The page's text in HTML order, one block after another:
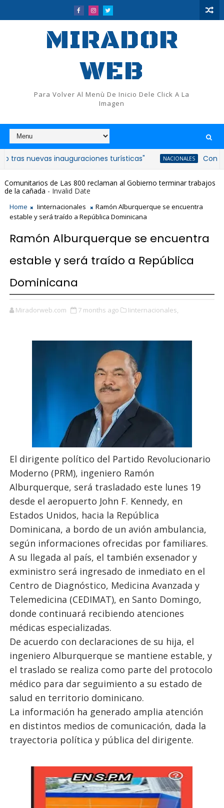
MIRADOR
WEB
Para Volver Al Menù De Inicio Dele Click A La
Imagen
inauguraciones turísticas" NACIONALES
Comunitarios de Las 800 reclaman al Gobierno terminar trabajos
de la cañada - Invalid Date
Home Iinternacionales
Ramón Alburquerque se encuentra
estable y será traído a República Dominicana
Ramón Alburquerque se encuentra
estable y será traído a República
Dominicana
Miradorweb.com 7 months ago Iinternacionales,
El dirigente político del Partido Revolucionario
Moderno (PRM), ingeniero Ramón
Alburquerque, será trasladado este lunes 19
desde el aeropuerto John F. Kennedy, en
Estados Unidos, hacia la República
Dominicana, a bordo de un avión ambulancia,
según informaciones ofrecidas por familiares.
A su llegada al país, el también exsenador y
exministro será ingresado de inmediato en el
Centro de Diagnóstico, Medicina Avanzada y
Telemedicina (CEDIMAT), en Santo Domingo,
donde continuará recibiendo atenciones
médicas especializadas.
De acuerdo con declaraciones de su hija, el
ingeniero Alburquerque se mantiene estable, y
el traslado se realiza como parte del protocolo
médico para dar seguimiento a su estado de
salud en territorio dominicano.
La información ha generado amplia atención
en distintos medios de comunicación, dada la
trayectoria política y pública del dirigente.